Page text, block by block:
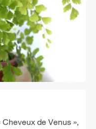
de Venus »,